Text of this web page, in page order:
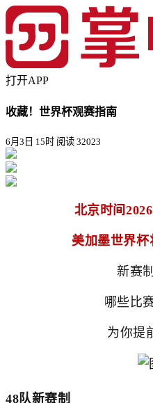
打开APP
收藏！世界杯观赛指南
6月3日 15时 阅读 32023
北京时间
美加墨世界
新赛
哪些比
为你提
48队新赛制